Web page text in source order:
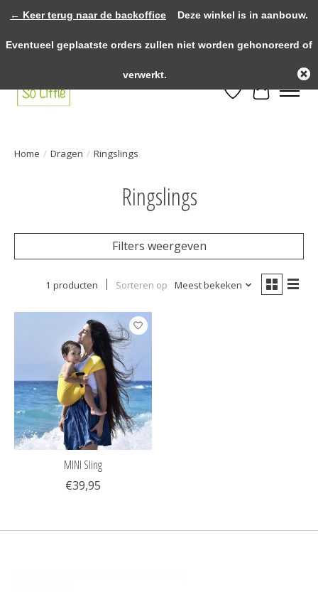
vanaf €75,- binnen NL! >>>> Fysieke winkel in Heythuysen!
Verlanglijst
Home / Dragen / Ringslings
Ringslings
Filters weergeven
1 producten Sorteren op Meest bekeken
MINI Sling
€39,95
← Keer terug naar de backoffice Deze winkel is in aanbouw.
Eventueel geplaatste orders zullen niet worden gehonoreerd of
verwerkt.